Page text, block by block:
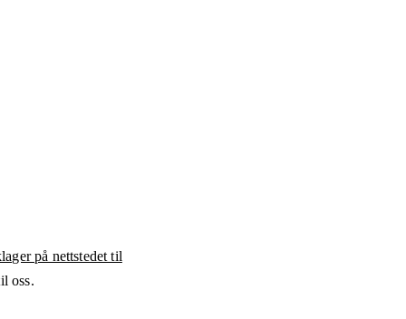
på nettstedet til
oss.